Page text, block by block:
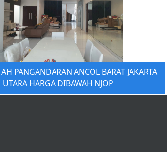
PANGANDARAN ANCOL BARAT JAKARTA
UTARA HARGA DIBAWAH NJOP